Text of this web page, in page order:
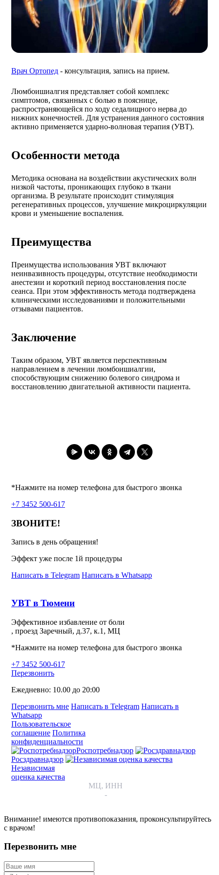
Врач Ортопед - консультация, запись на прием.
Люмбоишиалгия представляет собой комплекс
симптомов, связанных с болью в пояснице,
распространяющейся по ходу седалищного нерва до
нижних конечностей. Для устранения данного состояния
активно применяется ударно-волновая терапия (УВТ).
Особенности метода
Методика основана на воздействии акустических волн
низкой частоты, проникающих глубоко в ткани
организма. В результате происходит стимуляция
регенеративных процессов, улучшение микроциркуляции
крови и уменьшение воспаления.
Преимущества
Преимущества использования УВТ включают
неинвазивность процедуры, отсутствие необходимости
анестезии и короткий период восстановления после
сеанса. При этом эффективность метода подтверждена
клиническими исследованиями и положительными
отзывами пациентов.
Заключение
Таким образом, УВТ является перспективным
направлением в лечении люмбоишиалгии,
способствующим снижению болевого синдрома и
восстановлению двигательной активности пациента.
*Нажмите на номер телефона для быстрого звонка
+7 3452 500-617
ЗВОНИТЕ!
Запись в день обращения!
Эффект уже после 1й процедуры
Написать в Telegram Написать в Whatsapp
УВТ в Тюмени
Эффективное избавление от боли
, проезд Заречный, д.37, к.1, МЦ
*Нажмите на номер телефона для быстрого звонка
+7 3452 500-617
Перезвонить
Ежедневно: 10.00 до 20:00
Перезвонить мне Написать в Telegram Написать в
Whatsapp
Пользовательское
соглашение Политика
конфиденциальности
Роспотребнадзор
Росздравнадзор
Независимая
оценка качества
МЦ, ИНН
-
Внимание! имеются противопоказания, проконсультируйтесь
с врачом!
Перезвонить мне